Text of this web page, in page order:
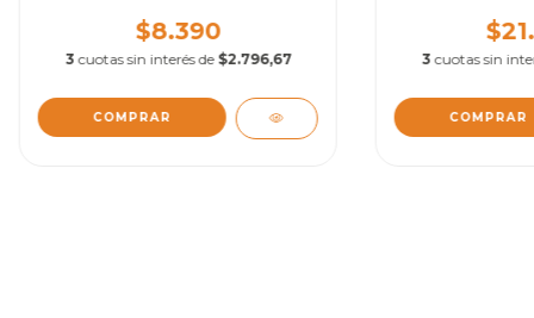
$8.390
3 cuotas sin interés de $2.796,67 3 cuotas sin